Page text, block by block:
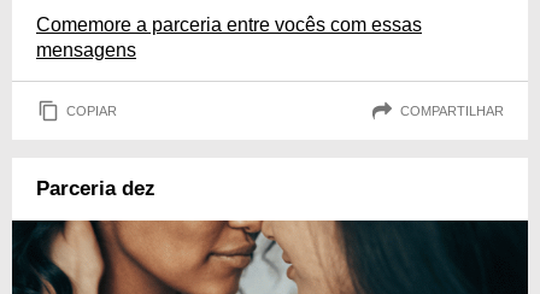
Comemore a parceria entre vocês com essas
mensagens
COPIAR COMPARTILHAR
Parceria dez